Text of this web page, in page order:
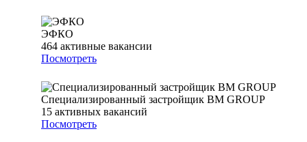
ЭФКО
464 активные вакансии
Посмотреть
Специализированный застройщик BM GROUP
15 активных вакансий
Посмотреть